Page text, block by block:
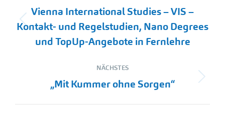
Vorheriger
Beitrag:
Vienna International Studies – VIS –
Kontakt- und Regelstudien, Nano Degrees
und TopUp-Angebote in Fernlehre
NÄCHSTES
Nächster
„Mit Kummer ohne Sorgen“